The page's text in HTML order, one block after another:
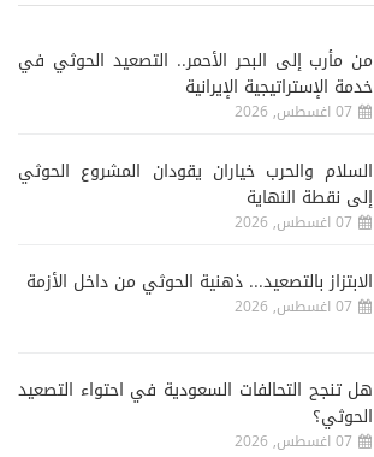
من مأرب إلى البحر الأحمر.. التصعيد الحوثي في
خدمة الإستراتيجية الإيرانية
07 اغسطس, 2026
السلام والحرب خياران يقودان المشروع الحوثي
إلى نقطة النهاية
07 اغسطس, 2026
الابتزاز بالتصعيد... ذهنية الحوثي من داخل الأزمة
07 اغسطس, 2026
هل تنجح التحالفات السعودية في احتواء التصعيد
الحوثي؟
07 اغسطس, 2026